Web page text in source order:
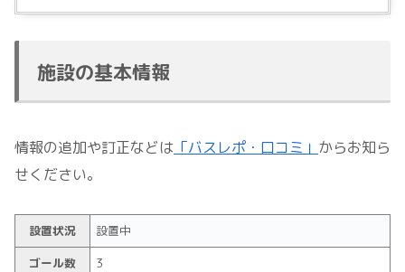
施設の基本情報
情報の追加や訂正などは 「バスレポ・口コミ」 からお知ら
せください。
設置状況
設置中
ゴール数
3